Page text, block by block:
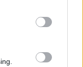
for Spain|Esim